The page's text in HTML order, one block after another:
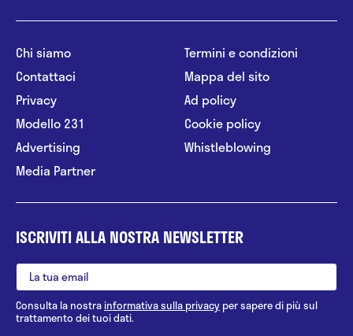
Chi siamo
Contattaci
Privacy
Modello 231
Advertising
Media Partner
Termini e condizioni
Mappa del sito
Ad policy
Cookie policy
Whistleblowing
ISCRIVITI ALLA NOSTRA NEWSLETTER
Consulta la nostrainformativa sulla privacy per sapere di più sul
trattamento dei tuoi dati.